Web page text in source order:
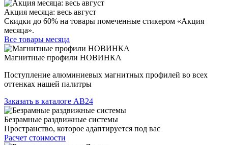
Акция месяца: весь август
Скидки до 60% на товары помеченные стикером «Акция
месяца».
Все товары месяца
Магнитные профили НОВИНКА
Поступление алюминиевых магнитных профилей во всех
оттенках нашей палитры
Заказать в каталоге АВ24
Безрамные раздвижные системы
Пространство, которое адаптируется под вас
Расчет стоимости